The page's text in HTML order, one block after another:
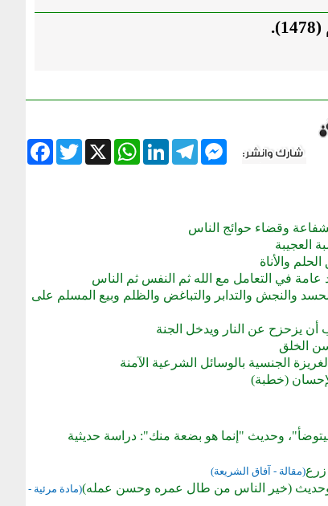
FacebookTwitter X
WhatsAppLinkedInTelegram
Messenger
وقضاء حوائج الناس
العجيبة
والأناة
عامة في التعامل مع الله ثم النفس ثم الناس
والنجش والتدابر والتباغض والظلم وبيع المسلم على
أن يزحزح عن النار ويدخل الجنة
الخلق
الجنسية بالوسائل الشرعية الآمنة
(خطبة)
وحديث "إنما هو بضعة منك": دراسة حديثية
زرع(مقالة - آفاق الشريعة)
(خير الناس من طال عمره وحسن عمله)(مادة مرئية -